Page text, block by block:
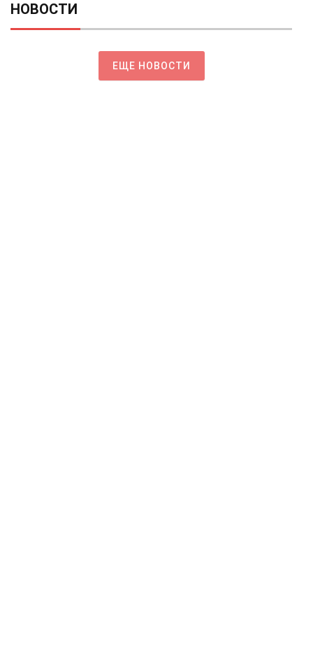
НОВОСТИ
ЕЩЕ НОВОСТИ